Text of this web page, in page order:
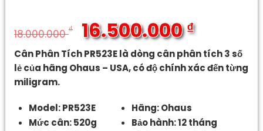
18.000.000₫
Giá
gốc
là:
16.500.000₫
Giá
hiện
tại
16.500.000 ₫.
Cân Phân Tích PR523E là dòng cân phân tích 3 số
lẻ của hãng Ohaus – USA, có độ chính xác đến từng
miligram.
Model: PR523E
Mức cân: 520g
Hãng: Ohaus
Bảo hành: 12 tháng